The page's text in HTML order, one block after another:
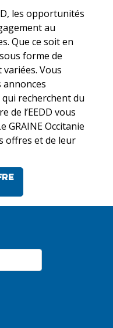
les opportunités
au
Que ce soit en
forme de
Vous
recherchent du
de l’EEDD vous
GRAINE Occitanie
offres et de leur